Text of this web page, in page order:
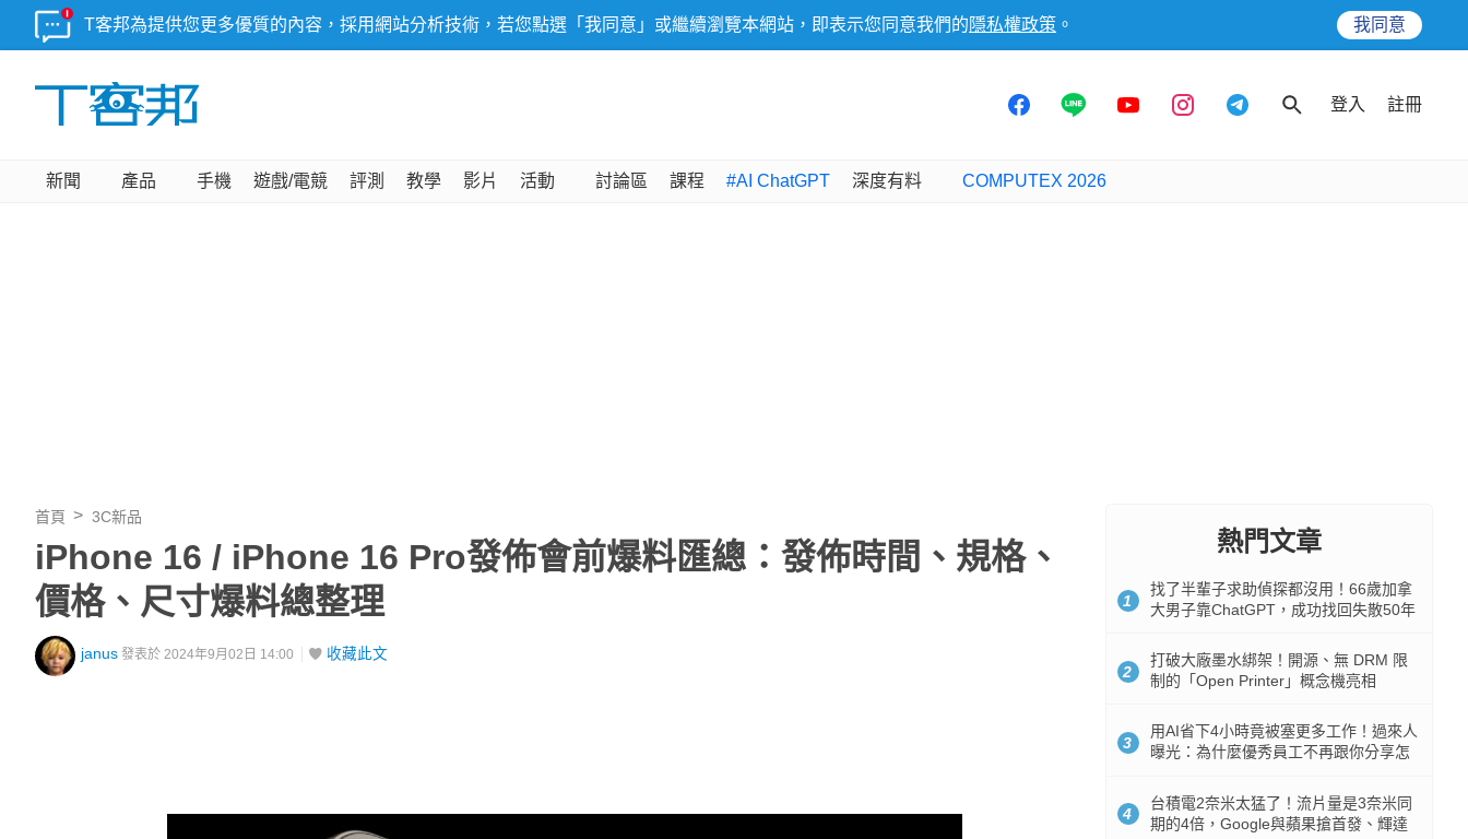
T客邦為提供您更多優質的內容，採用網站分析技術，若您點選「我同意」或繼續瀏覽本網站，即表示您同意我們的 隱私權政策 。 我同意
登入 註冊
新聞 產品 手機 遊戲/電競 評測 教學 影片 活動 討論區 課程 #AI ChatGPT 深度有料 COMPUTEX 2026
首頁 3C新品
iPhone 16 / iPhone 16 Pro發佈會前爆料匯總：發佈時間、規格、
價格、尺寸爆料總整理
janus 發表於 2024年9月02日 14:00 收藏此文
熱門文章
1
找了半輩子求助偵探都沒用！66歲加拿
大男子靠ChatGPT，成功找回失散50年
2
打破大廠墨水綁架！開源、無 DRM 限
制的「Open Printer」概念機亮相
3
用AI省下4小時竟被塞更多工作！過來人
曝光：為什麼優秀員工不再跟你分享怎
4
台積電2奈米太猛了！流片量是3奈米同
期的4倍，Google與蘋果搶首發、輝達